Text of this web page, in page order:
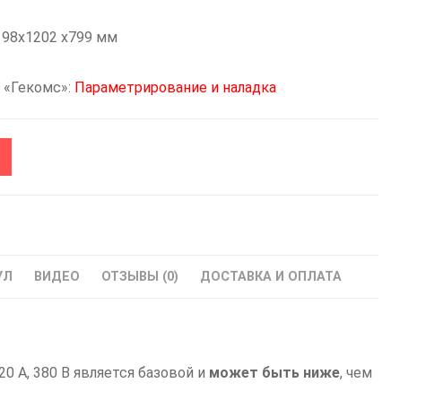
х799 мм
Параметрирование и наладка
ВИДЕО ОТЗЫВЫ (0) ДОСТАВКА И ОПЛАТА
А, 380 В является базовой и может быть ниже, чем